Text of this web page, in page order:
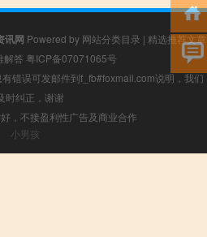
讯网 Powered by 网站分类目录 | 精选推荐文章
解答 粤ICP备07071065号
错误可发邮件到f_fb#foxmail.com说明，我们
时纠正，谢谢
，不接盈利性广告及商业合作
小男孩